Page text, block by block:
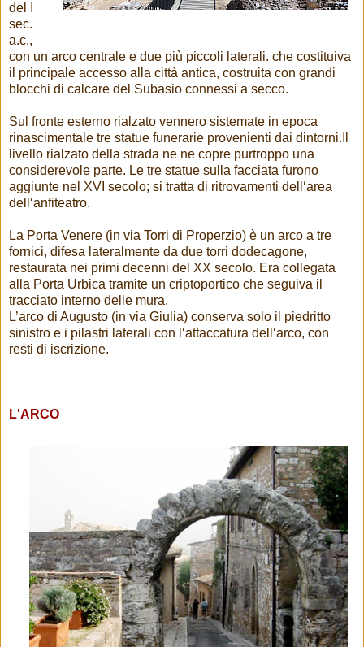
del I
sec.
a.c.,
con un arco centrale e due più piccoli laterali. che costituiva
il principale accesso alla città antica, costruita con grandi
blocchi di calcare del Subasio connessi a secco.
Sul fronte esterno rialzato vennero sistemate in epoca
rinascimentale tre statue funerarie provenienti dai dintorni.Il
livello rialzato della strada ne ne copre purtroppo una
considerevole parte. Le tre statue sulla facciata furono
aggiunte nel XVI secolo; si tratta di ritrovamenti dell‘area
dell‘anfiteatro.
La Porta Venere (in via Torri di Properzio) è un arco a tre
fornici, difesa lateralmente da due torri dodecagone,
restaurata nei primi decenni del XX secolo. Era collegata
alla Porta Urbica tramite un criptoportico che seguiva il
tracciato interno delle mura.
L’arco di Augusto (in via Giulia) conserva solo il piedritto
sinistro e i pilastri laterali con l‘attaccatura dell‘arco, con
resti di iscrizione.
L'ARCO